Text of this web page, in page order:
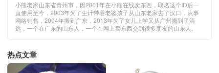
小熊老家山东省青州市，因2001年在小熊在线卖东西，取名这个ID后一
直使用至今，2003年为了生计带着老婆孩子从山东老家去了汉口，从事
网络销售，2004年搬到广东，2013年为了女儿上学又从广州搬到了清
远，一个在广东的山东人，一个在网上卖东西交到很多朋友的山东人。
热点文章